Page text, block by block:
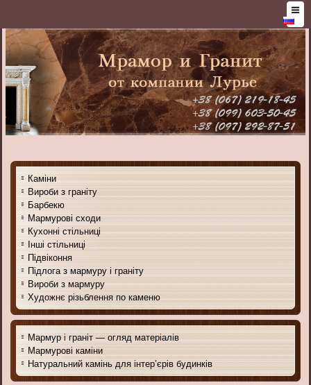
Каміни
Вироби з граніту
Барбекю
Мармурові сходи
Кухонні стільниці
Інші стільниці
Підвіконня
Підлога з мармуру і граніту
Вироби з мармуру
Художнє різьблення по каменю
Мармур і граніт — огляд матеріалів
Мармурові каміни
Натуральний камінь для інтер’єрів будинків